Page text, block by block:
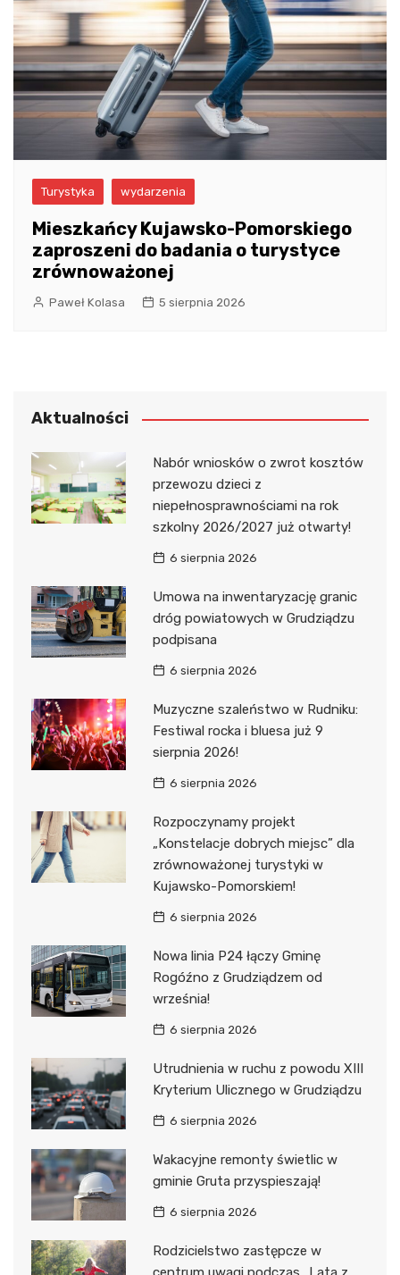
Turystyka wydarzenia
Mieszkańcy Kujawsko-Pomorskiego
zaproszeni do badania o turystyce
zrównoważonej
Paweł Kolasa 5 sierpnia 2026
Aktualności
Nabór wniosków o zwrot kosztów
przewozu dzieci z
niepełnosprawnościami na rok
szkolny 2026/2027 już otwarty!
6 sierpnia 2026
Umowa na inwentaryzację granic
dróg powiatowych w Grudziądzu
podpisana
6 sierpnia 2026
Muzyczne szaleństwo w Rudniku:
Festiwal rocka i bluesa już 9
sierpnia 2026!
6 sierpnia 2026
Rozpoczynamy projekt
„Konstelacje dobrych miejsc” dla
zrównoważonej turystyki w
Kujawsko-Pomorskiem!
6 sierpnia 2026
Nowa linia P24 łączy Gminę
Rogóźno z Grudziądzem od
września!
6 sierpnia 2026
Utrudnienia w ruchu z powodu XIII
Kryterium Ulicznego w Grudziądzu
6 sierpnia 2026
Wakacyjne remonty świetlic w
gminie Gruta przyspieszają!
6 sierpnia 2026
Rodzicielstwo zastępcze w